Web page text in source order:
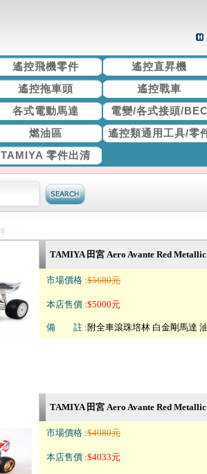
遙控飛機零件 遙控直昇機
遙控拖車頭 遙控戰車
各式電動馬達 電變/各式接頭/BEC
燃油區 遙控類通用工具/零
TAMIYA 零件出清
TAMIYA 田宮 Aero Avante Red
市場價格 :$5680元
本店售價 :$5000元
備 註 :附全車滾珠培林 白金剛馬達
TAMIYA 田宮 Aero Avante Red
市場價格 :$4980元
本店售價 :$4033元